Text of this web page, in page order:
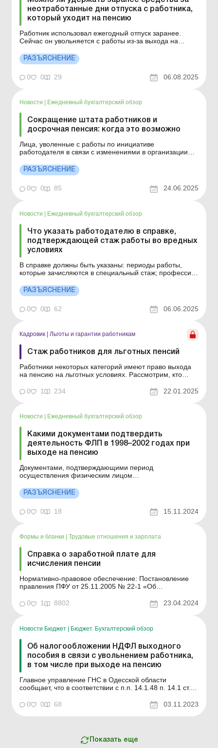
неотработанные дни отпуска с работника,
который уходит на пенсию
Работник использовал ежегодный отпуск заранее.
Сейчас он увольняется с работы из-за выхода на
денежные средства за неотработанные дни отпуска?
Больше по теме: Замена отпуска денежной
компенсацией: когда и как это можно сделать
Дополнительный социальный...
РАЗЪЯСНЕНИЕ
0 0 29 06.08.2025
Новости Ежедневный бухгалтерский обзор
Сокращение штата работников и
досрочная пенсия: когда это возможно
Лица, уволенные с работы по инициативе
работодателя в связи с изменениями в организации
если на день увольнения им оставалось не более
полутора лет до достижения пенсионного возраста,
установленного ст. 26 Закона от 09.07.2003 № 1058-IV.
Больше по ...
РАЗЪЯСНЕНИЕ
0 0 85 24.06.2025
Новости | Ежедневный бухгалтерский обзор
Что указать работодателю в справке,
подтверждающей стаж работы во вредных
условиях
В справке должны быть указаны: периоды работы,
которые зачисляются в специальный стаж; профессия
раздел, подраздел, пункт, наименование списков или
их номера, в которые включается этот период работы;
первичные документы за время выполнения работы,
на основ...
РАЗЪЯСНЕНИЕ
0 0 62 06.06.2025
Кадровик | Льготы и гарантии работникам
Стаж работников для льготных пенсий
Работники некоторых категорий имеют право выхода
на пенсию на льготных условиях. Рассмотрим, кто
стажа для этого нужно и как его подтвердить.
Работники некоторых категорий имеют право выхода
именно имеет...
0 1 234 22.01.2025
Новости Ежедневный бухгалтерский обзор
Какими документами подтвердить
деятельность ФЛП в 1998–2002 годах при
выходе на пенсию
Документами, подтверждающими период
осуществления физическим лицом
могут быть: на общей системе налогообложения:
сведения из Реестра застрахованных лиц; документы
об уплате страховых взносов: платежные поручения,
квитанции учреждений банков, д...
РАЗЪЯСНЕНИЕ
0 0 18 15.11.2024
Формы и бланки Трудовые отношения и зарплата
Справка о заработной плате для
исчисления пенсии
Нормативно-правовое обеспечение: Постановление
правления ПФУ от 25.11.2005 № 22-1 «Об
документов для назначения (перерасчета) пенсий в
страховании"» Аналитика...
0 1 8802 23.04.2024
Новости Бюджет | Бюджет. Бухгалтерский обзор
Об налогообложении НДФЛ выходного
пособия в связи с увольнением работника,
в том числе при выходе на пенсию
Главное управление ГНС в Одесской области
сообщает, что в соответствии с п.п. 14.1.48 п. 14.1 ст.
– НКУ) заработная плата для целей разд. IV НКУ – это
основная и дополнительная заработная плата, другие
0 0 68 03.11.2023
Показать еще